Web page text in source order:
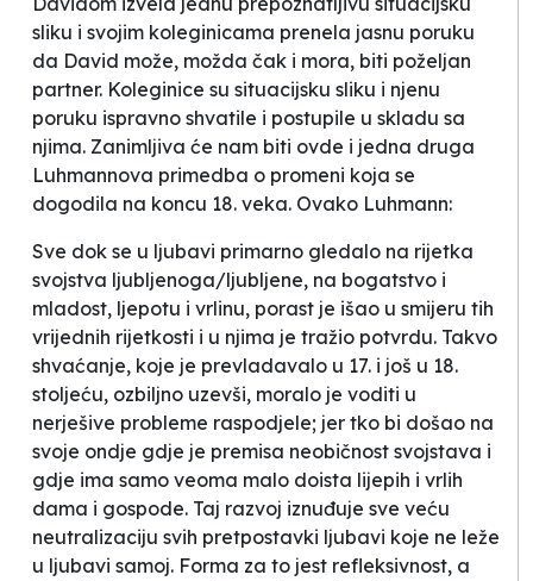
sliku i svojim koleginicama prenela jasnu poruku
da David može, možda čak i mora, biti poželjan
partner. Koleginice su situacijsku sliku i njenu
poruku ispravno shvatile i postupile u skladu sa
njima. Zanimljiva će nam biti ovde i jedna druga
Luhmannova primedba o promeni koja se
dogodila na koncu 18. veka. Ovako Luhmann:
Sve dok se u ljubavi primarno gledalo na rijetka
svojstva ljubljenoga/ljubljene, na bogatstvo i
mladost, ljepotu i vrlinu, porast je išao u smijeru tih
vrijednih rijetkosti i u njima je tražio potvrdu. Takvo
shvaćanje, koje je prevladavalo u 17. i još u 18.
stoljeću, ozbiljno uzevši, moralo je voditi u
nerješive probleme raspodjele; jer tko bi došao na
svoje ondje gdje je premisa neobičnost svojstava i
gdje ima samo veoma malo doista lijepih i vrlih
dama i gospode. Taj razvoj iznuđuje sve veću
neutralizaciju svih pretpostavki ljubavi koje ne leže
u ljubavi samoj. Forma za to jest refleksivnost, a